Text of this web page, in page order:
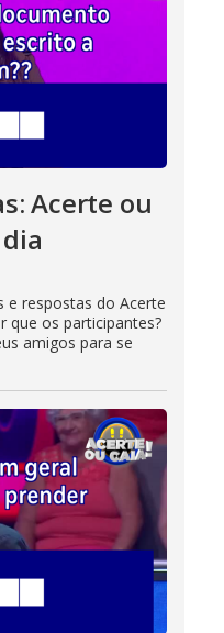
Acerte ou
e respostas do Acerte
que os participantes?
amigos para se